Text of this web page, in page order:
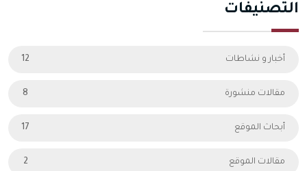
التصنيفات
أخبار و نشاطات 12
مقالات منشورة 8
أبحاث الموقع 17
مقالات الموقع 2